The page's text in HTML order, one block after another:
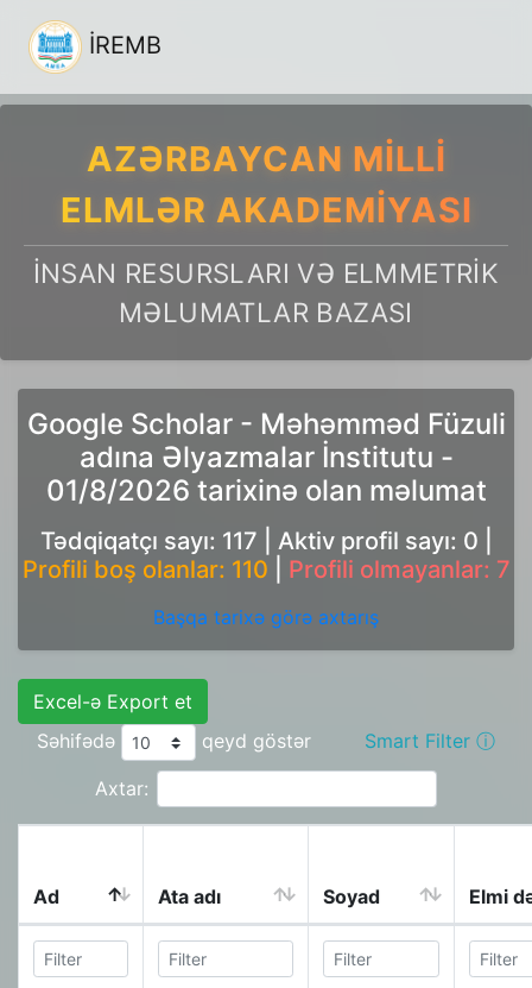
İREMB
AZƏRBAYCAN MILLI
ELMLƏR AKADEMIYASI
İNSAN RESURSLARI VƏ ELMMETRIK
MƏLUMATLAR BAZASI
Google Scholar - Məhəmməd Füzuli
adına Əlyazmalar İnstitutu -
01/8/2026 tarixinə olan məlumat
Tədqiqatçı sayı: 117 Aktiv profil sayı: 0
Profili boş olanlar: 110
Profili olmayanlar: 7
Başqa tarixə görə axtarış
Excel-ə Export et
Səhifədə
qeyd göstər Smart Filter ⓘ
Axtar:
Ad Ata adı Soyad Elmi